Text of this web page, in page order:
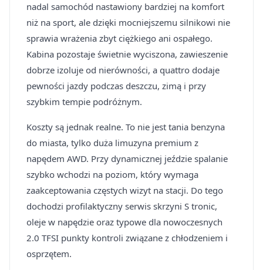
nadal samochód nastawiony bardziej na komfort
niż na sport, ale dzięki mocniejszemu silnikowi nie
sprawia wrażenia zbyt ciężkiego ani ospałego.
Kabina pozostaje świetnie wyciszona, zawieszenie
dobrze izoluje od nierówności, a quattro dodaje
pewności jazdy podczas deszczu, zimą i przy
szybkim tempie podróżnym.
Koszty są jednak realne. To nie jest tania benzyna
do miasta, tylko duża limuzyna premium z
napędem AWD. Przy dynamicznej jeździe spalanie
szybko wchodzi na poziom, który wymaga
zaakceptowania częstych wizyt na stacji. Do tego
dochodzi profilaktyczny serwis skrzyni S tronic,
oleje w napędzie oraz typowe dla nowoczesnych
2.0 TFSI punkty kontroli związane z chłodzeniem i
osprzętem.